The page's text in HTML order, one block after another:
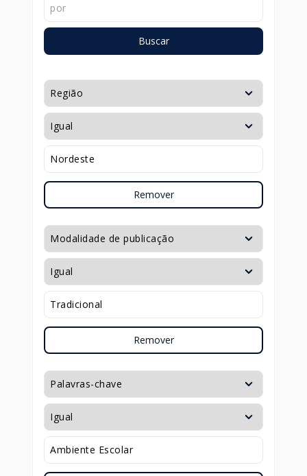
Buscar
Remover
Remover